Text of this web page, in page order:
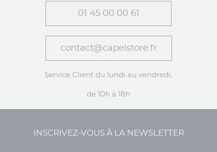
01 45 00 00 61
contact@capelstore.fr
Service Client du lundi au vendredi,
de 10h à 18h
INSCRIVEZ-VOUS À LA NEWSLETTER